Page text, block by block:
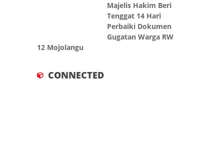
Majelis Hakim Beri
Tenggat 14 Hari
Perbaiki Dokumen
Gugatan Warga RW
12 Mojolangu
CONNECTED